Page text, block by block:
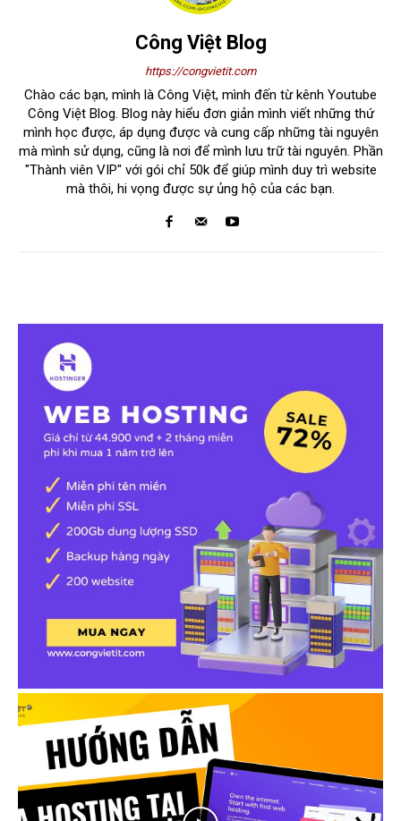
Công Việt Blog
https://congvietit.com
Chào các bạn, mình là Công Việt, mình đến từ kênh Youtube
Công Việt Blog. Blog này hiểu đơn giản mình viết những thứ
mình học được, áp dụng được và cung cấp những tài nguyên
mà mình sử dụng, cũng là nơi để mình lưu trữ tài nguyên. Phần
"Thành viên VIP" với gói chỉ 50k để giúp mình duy trì website
mà thôi, hi vọng được sự ủng hộ của các bạn.